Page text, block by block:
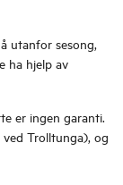
utanfor sesong,
ha hjelp av
er ingen garanti.
Trolltunga), og